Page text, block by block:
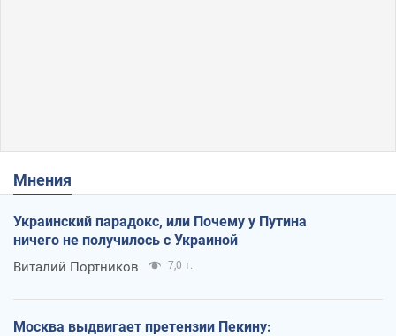
Мнения
Украинский парадокс, или Почему у Путина
ничего не получилось с Украиной
Виталий Портников 7,0 т.
Москва выдвигает претензии Пекину: